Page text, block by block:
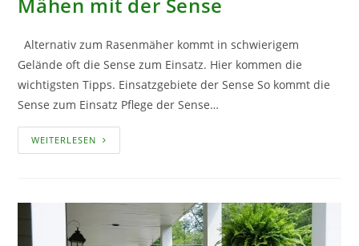
Mähen mit der Sense
Alternativ zum Rasenmäher kommt in schwierigem
Gelände oft die Sense zum Einsatz. Hier kommen die
wichtigsten Tipps. Einsatzgebiete der Sense So kommt die
Sense zum Einsatz Pflege der Sense…
WEITERLESEN MÄHEN
MIT